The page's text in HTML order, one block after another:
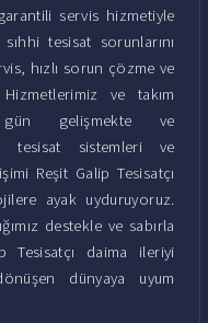
servis hizmetiyle
tesisat sorunlarını
hızlı sorun çözme ve
ve takım
gün gelişmekte ve
tesisat sistemleri ve
Reşit Galip Tesisatçı
ayak uyduruyoruz.
destekle ve sabırla
Tesisatçı daima ileriyi
dünyaya uyum